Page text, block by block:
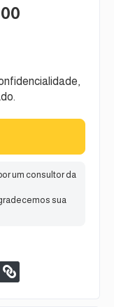
um consultor da
sua